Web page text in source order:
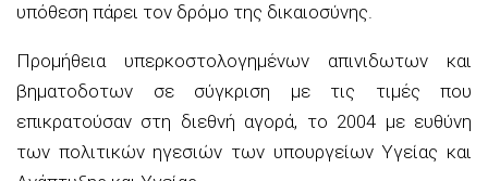
υπόθεση πάρει τον δρόμο της δικαιοσύνης.
Προμήθεια υπερκοστολογημένων απινιδωτων και
βηματοδοτων σε σύγκριση με τις τιμές που
επικρατούσαν στη διεθνή αγορά, το 2004 με ευθύνη
των πολιτικών ηγεσιών των υπουργείων Υγείας και